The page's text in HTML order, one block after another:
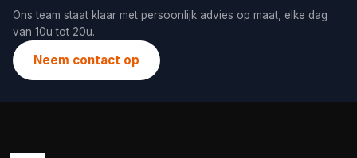
Ons team staat klaar met persoonlijk advies op maat, elke dag
van 10u tot 20u.
Neem contact op